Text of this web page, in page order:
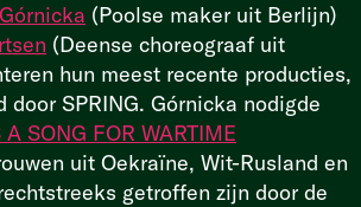
(Poolse maker uit Berlijn)
(Deense choreograaf uit
hun meest recente producties,
door SPRING. Górnicka nodigde
A SONG FOR WARTIME
uit Oekraïne, Wit-Rusland en
getroffen zijn door de